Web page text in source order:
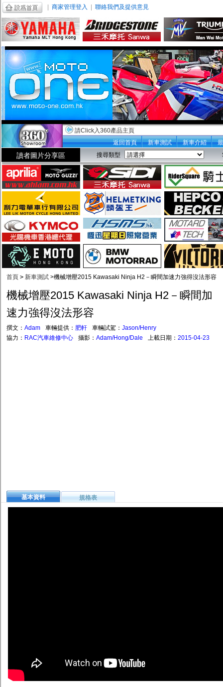
商家管理登入 聯絡我們及提供意見
請Click入360產品主頁
返回首頁
新車測試 新車介紹
讀者圖片分享區 搜尋類型
首頁 > 新車測試 >機械增壓2015 Kawasaki Ninja H2－瞬間加速力強得沒法形容
機械增壓2015 Kawasaki Ninja H2－瞬間加
速力強得沒法形容
撰文： Adam 車輛提供： 肥軒 車輛試駕： Jason/Henry
協力： RAC汽車維修中心 攝影： Adam/Hong/Dale 上載日期： 2015-04-23
基本資料 規格表